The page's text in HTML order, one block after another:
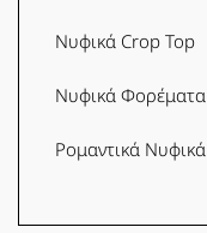
Νυφικά Crop Top
Νυφικά Φορέματα
Ρομαντικά Νυφικά